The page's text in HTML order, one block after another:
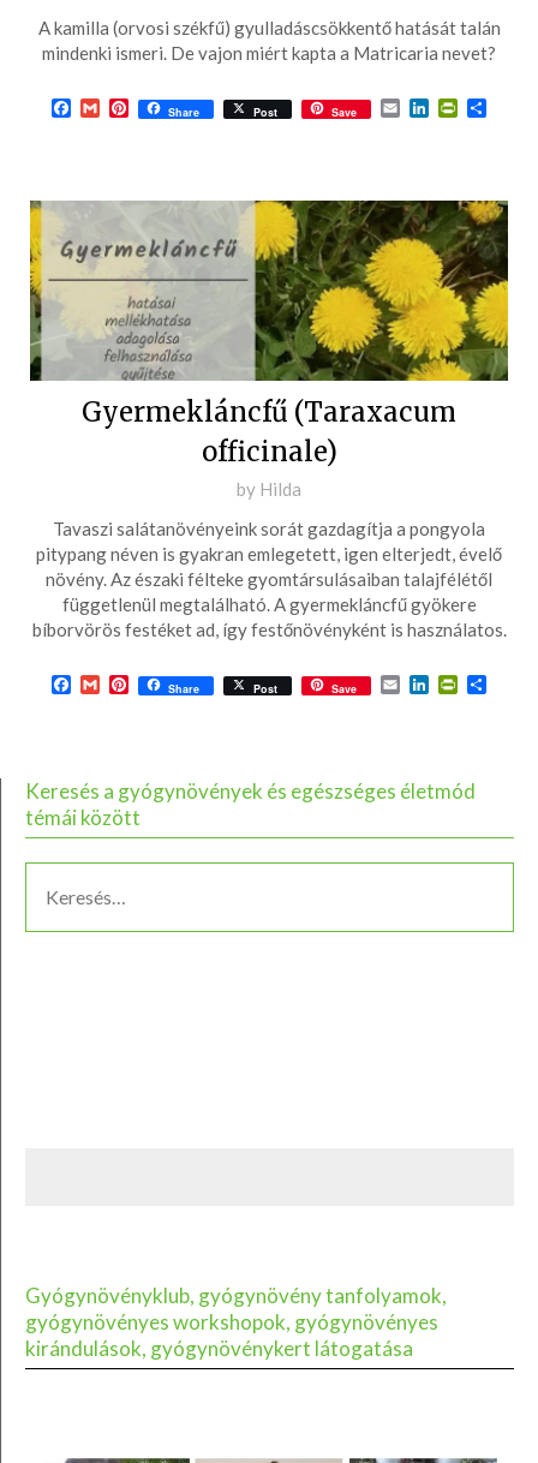
2016-
22
A kamilla (orvosi székfű) gyulladáscsökkentő hatását talán
mindenki ismeri. De vajon miért kapta a Matricaria nevet?
Facebook
GmailPinterest
Share Post Save EmailLinkedIn
Gyermekláncfű (Taraxacum
officinale)
Posted
on
2016-
03-
20
by Hilda
Tavaszi salátanövényeink sorát gazdagítja a pongyola
pitypang néven is gyakran emlegetett, igen elterjedt, évelő
növény. Az északi félteke gyomtársulásaiban talajfélétől
függetlenül megtalálható. A gyermekláncfű gyökere
bíborvörös festéket ad, így festőnövényként is használatos.
Facebook
GmailPinterest
Share Post Save EmailLinkedIn
Keresés a gyógynövények és egészséges életmód
témái között
Gyógynövényklub, gyógynövény tanfolyamok,
gyógynövényes workshopok, gyógynövényes
kirándulások, gyógynövénykert látogatása